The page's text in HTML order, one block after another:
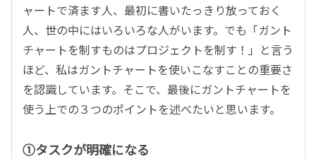
ャートで済ます人、最初に書いたっきり放っておく
人、世の中にはいろいろな人がいます。でも「ガント
チャートを制すものはプロジェクトを制す！」と言う
ほど、私はガントチャートを使いこなすことの重要さ
を認識しています。そこで、最後にガントチャートを
使う上での３つのポイントを述べたいと思います。
①タスクが明確になる